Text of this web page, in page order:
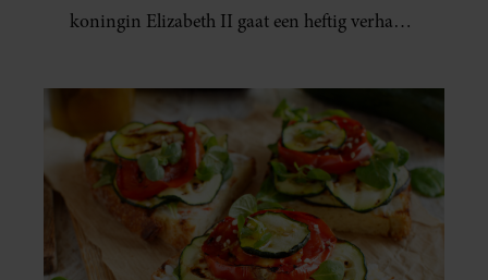
koningin Elizabeth II gaat een heftig verhaal